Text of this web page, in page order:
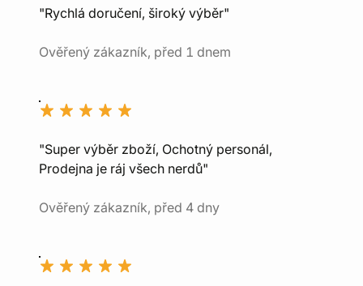
"Rychlá doručení, široký výběr"
Ověřený zákazník, před 1 dnem
"Super výběr zboží, Ochotný personál,
Prodejna je ráj všech nerdů"
Ověřený zákazník, před 4 dny